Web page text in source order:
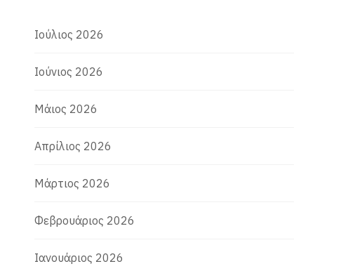
Ιούλιος 2026
Ιούνιος 2026
Μάιος 2026
Απρίλιος 2026
Μάρτιος 2026
Φεβρουάριος 2026
Ιανουάριος 2026